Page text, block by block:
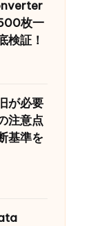
枚一
検証！
が必要
注意点
基準を